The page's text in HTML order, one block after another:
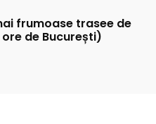
frumoase trasee de
de București)